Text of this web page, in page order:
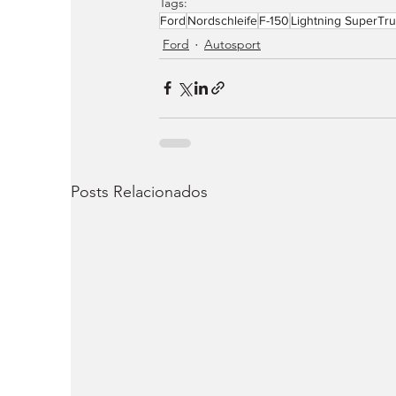
Ford NordschleifeF-150 Lightning
Ford Autosport
Posts Relacionados